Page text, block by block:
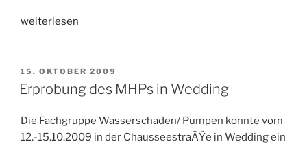
„PrÃ¤sident
weiterlesen
VERÖFFENTLICHT
AM
15. OKTOBER 2009
Erprobung des MHPs in Wedding
Die Fachgruppe Wasserschaden/ Pumpen konnte vom
12.-15.10.2009 in der ChausseestraÃŸe in Wedding ein